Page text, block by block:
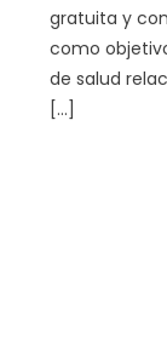
gratuita y
como
de salud
[…]